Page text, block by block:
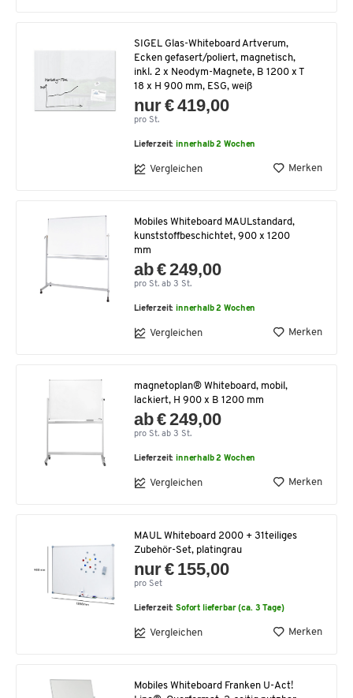
SIGEL Glas-Whiteboard Artverum,
Ecken gefasert/poliert, magnetisch,
inkl. 2 x Neodym-Magnete, B 1200 x T
18 x H 900 mm, ESG, weiß
nur € 419,00
pro St.
Lieferzeit:innerhalb 2 Wochen
Vergleichen Merken
Mobiles Whiteboard MAULstandard,
kunststoffbeschichtet, 900 x 1200
mm
ab € 249,00
pro St. ab 3 St.
Lieferzeit:innerhalb 2 Wochen
Vergleichen Merken
magnetoplan® Whiteboard, mobil,
lackiert, H 900 x B 1200 mm
ab € 249,00
pro St. ab 3 St.
Lieferzeit:innerhalb 2 Wochen
Vergleichen Merken
MAUL Whiteboard 2000 + 31teiliges
Zubehör-Set, platingrau
nur € 155,00
pro Set
Lieferzeit:Sofort lieferbar (ca. 3 Tage)
Vergleichen Merken
Mobiles Whiteboard Franken U-Act!